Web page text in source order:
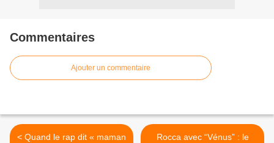
Commentaires
Ajouter un commentaire
< Quand le rap dit « maman
Rocca avec “Vénus” : le